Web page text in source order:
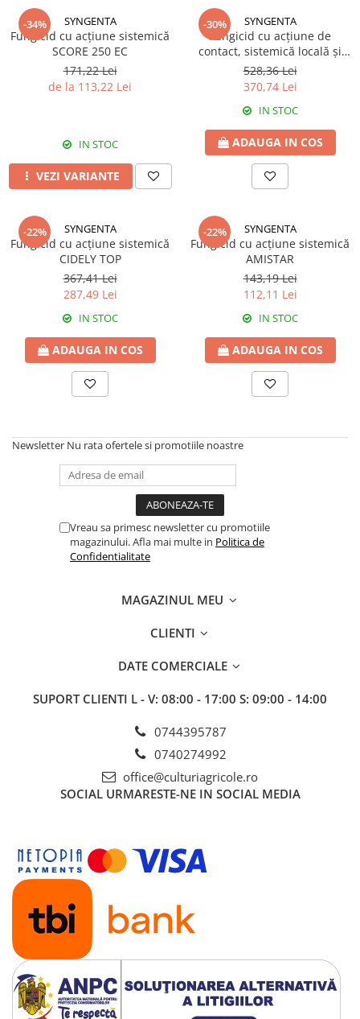
Erbicide
Fungicide
Insecticide
Acaricide
Erbicide
Insecticide
Biostimulatori
Fertilizanți foliari
CASTRAVEȚI
Fungicide
Dezinfectant sol
CEAPĂ
Insecticide
Fertilizanți foliari
Adjuvanți
Fertilizanți foliari
CEREALE DE TOAMNĂ
Insecticide
Fertilizanți foliari
CEREALE PĂIOASE
Tratament semințe
Insecticide
Biostimulatori
Fertilizanți foliari
CHIMEN
CIREȘ
Fungicide
Insecticide
Biostimulatori
Fertilizanți foliari
Fertilizanți foliari
CONOPIDĂ
Insecticide
CUCURBITACEE
Fungicide
Insecticide
Insecticide
Fertilizanți foliari
FASOLE BOABE
FASOLE PĂSTĂI
Biostimulatori
Fertilizanți foliari
Fungicide
Insecticide
Acaricide
Biostimulatori
Fertilizanți foliari
Adjuvanți
SEMINȚOASE
Insecticide
-34% SYNGENTA
Fungicid cu acțiune sistemică
SCORE 250 EC
171,22 Lei
de la 113,22 Lei
IN STOC
VEZI VARIANTE
-30% SYNGENTA
Fungicid cu acțiune de
contact, sistemică locală și
translaminară ORTIVA TOP
528,36 Lei
370,74 Lei
IN STOC
ADAUGA IN COS
-22% SYNGENTA
Fungicid cu acțiune sistemică
CIDELY TOP
367,41 Lei
287,49 Lei
IN STOC
ADAUGA IN COS
-22% SYNGENTA
Fungicid cu acțiune sistemică
AMISTAR
143,19 Lei
112,11 Lei
IN STOC
ADAUGA IN COS
Newsletter Nu rata ofertele si promotiile noastre
Vreau sa primesc newsletter cu promotiile
magazinului. Afla mai multe in Politica de
Confidentialitate
MAGAZINUL MEU
CLIENTI
DATE COMERCIALE
SUPORT CLIENTI L - V: 08:00 - 17:00 S: 09:00 - 14:00
0744395787
0740274992
office@culturiagricole.ro
SOCIAL URMARESTE-NE IN SOCIAL MEDIA